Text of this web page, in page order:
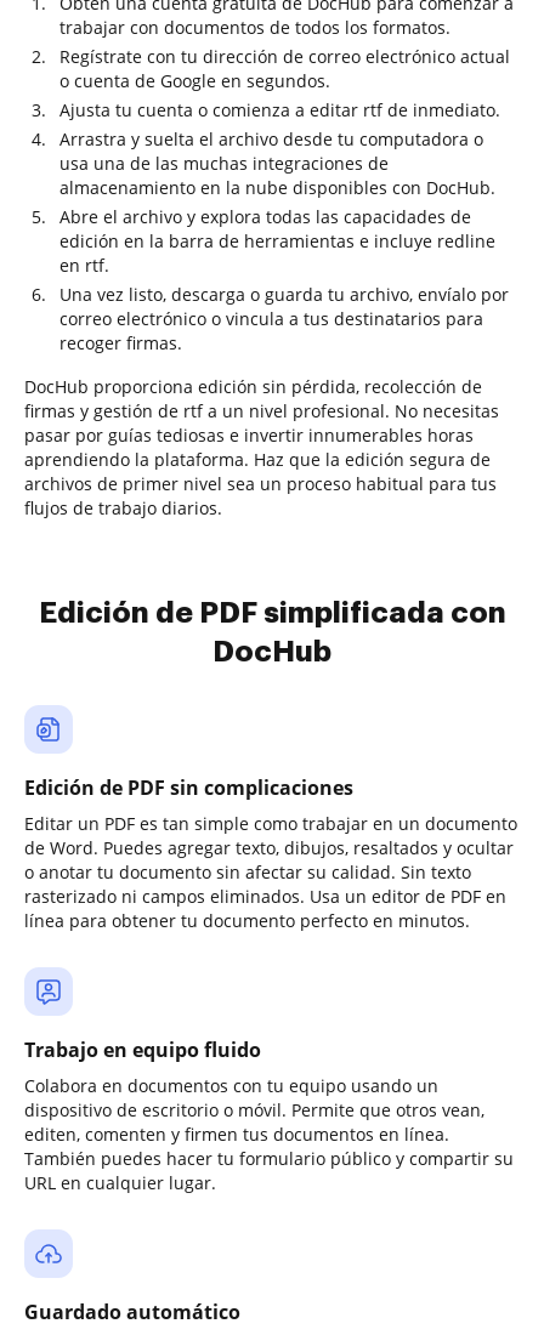
trabajar con documentos de todos los formatos.
Regístrate con tu dirección de correo electrónico actual
o cuenta de Google en segundos.
Ajusta tu cuenta o comienza a editar rtf de inmediato.
Arrastra y suelta el archivo desde tu computadora o
usa una de las muchas integraciones de
almacenamiento en la nube disponibles con DocHub.
Abre el archivo y explora todas las capacidades de
edición en la barra de herramientas e incluye redline
en rtf.
Una vez listo, descarga o guarda tu archivo, envíalo por
correo electrónico o vincula a tus destinatarios para
recoger firmas.
DocHub proporciona edición sin pérdida, recolección de
firmas y gestión de rtf a un nivel profesional. No necesitas
pasar por guías tediosas e invertir innumerables horas
aprendiendo la plataforma. Haz que la edición segura de
archivos de primer nivel sea un proceso habitual para tus
flujos de trabajo diarios.
Edición de PDF simplificada con
DocHub
Edición de PDF sin complicaciones
Editar un PDF es tan simple como trabajar en un documento
de Word. Puedes agregar texto, dibujos, resaltados y ocultar
o anotar tu documento sin afectar su calidad. Sin texto
rasterizado ni campos eliminados. Usa un editor de PDF en
línea para obtener tu documento perfecto en minutos.
Trabajo en equipo fluido
Colabora en documentos con tu equipo usando un
dispositivo de escritorio o móvil. Permite que otros vean,
editen, comenten y firmen tus documentos en línea.
También puedes hacer tu formulario público y compartir su
URL en cualquier lugar.
Guardado automático